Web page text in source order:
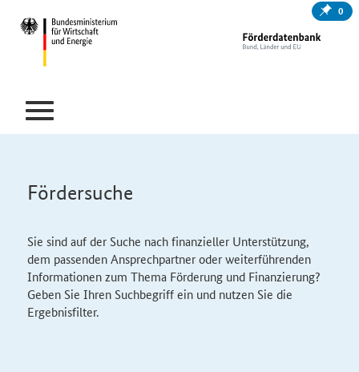
0
Fördersuche
Sie sind auf der Suche nach finanzieller Unterstützung,
dem passenden Ansprechpartner oder weiterführenden
Informationen zum Thema Förderung und Finanzierung?
Geben Sie Ihren Suchbegriff ein und nutzen Sie die
Ergebnisfilter.